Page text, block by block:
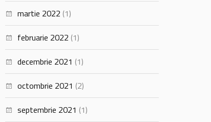
martie 2022 (1)
februarie 2022 (1)
decembrie 2021 (1)
octombrie 2021 (2)
septembrie 2021 (1)